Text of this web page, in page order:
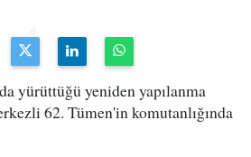
yürüttüğü yeniden yapılanma
62. Tümen'in komutanlığında